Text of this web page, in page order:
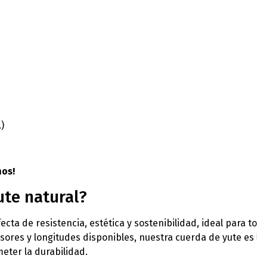
natural?
de resistencia, estética y sostenibilidad, ideal para
y longitudes disponibles, nuestra cuerda de yute
la durabilidad.